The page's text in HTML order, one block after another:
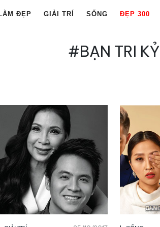
ĐẸP GIẢI TRÍ SỐNG ĐẸP 300
#BẠN TRI KỶ